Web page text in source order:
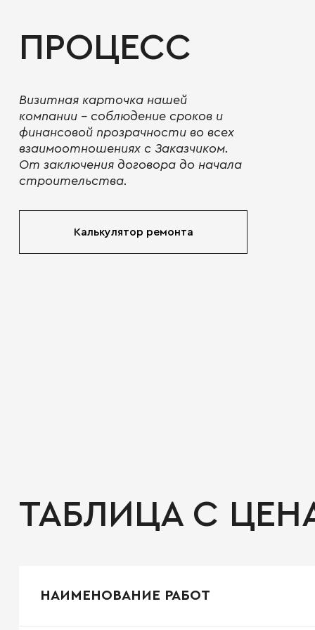
ПРОЦЕСС
Визитная карточка нашей
компании - соблюдение сроков и
финансовой прозрачности во всех
взаимоотношениях с Заказчиком.
От заключения договора до начала
строительства.
Калькулятор ремонта
ТАБЛИЦА С
НАИМЕНОВАНИЕ РАБОТ